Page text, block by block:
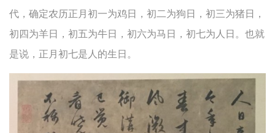
代，确定农历正月初一为鸡日，初二为狗日，初三为猪日，
初四为羊日，初五为牛日，初六为马日，初七为人日。也就
是说，正月初七是人的生日。